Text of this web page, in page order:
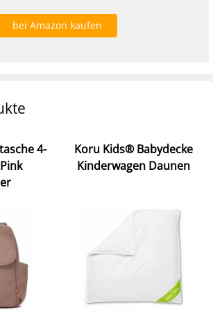
bei Amazon kaufen
4-
Koru Kids® Babydecke
Kinderwagen Daunen